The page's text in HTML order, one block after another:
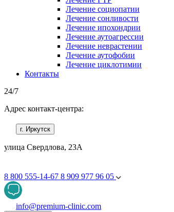
Лечение социопатии
Лечение сонливости
Лечение ипохондрии
Лечение аутоагрессии
Лечение неврастении
Лечение аутофобии
Лечение циклотимии
Контакты
24/7
Адрес контакт-центра:
г. Иркутск
улица Свердлова, 23А
8 800 555-14-67 8 909 977 96 05
info@premium-clinic.com